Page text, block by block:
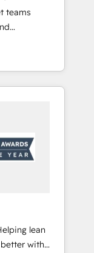
growth.
teams
activate
led
data,
drive
AEO with
with